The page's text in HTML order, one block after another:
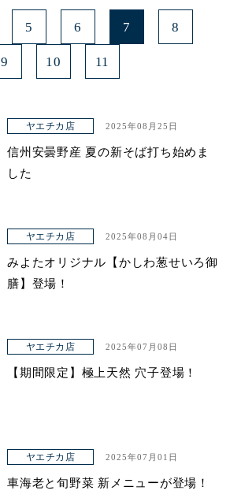
5 6 7 8
9 10 11
ヤエチカ店 2025年08月25日
信州安曇野産 夏の新そば打ち始めま
した
ヤエチカ店 2025年08月04日
みよたオリジナル【かしわ葱せいろ御
膳】登場！
ヤエチカ店 2025年07月08日
【期間限定】極上天然 穴子登場！
ヤエチカ店 2025年07月01日
車海老と旬野菜 新メニューが登場！